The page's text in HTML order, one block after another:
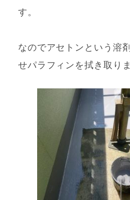
す。
なのでアセトンという溶
せパラフィンを拭き取りま